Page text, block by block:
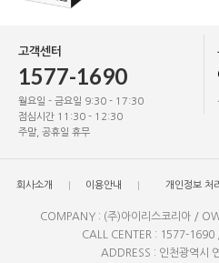
고객센터
1577-1690
월요일 - 금요일 9:30 - 17:30
점심시간 11:30 - 12:30
주말, 공휴일 휴무
회사소개 이용안내 개인정보 처
COMPANY : (주)아이리스코리아 /
CALL CENTER : 1577-
ADDRESS : 인천광역시